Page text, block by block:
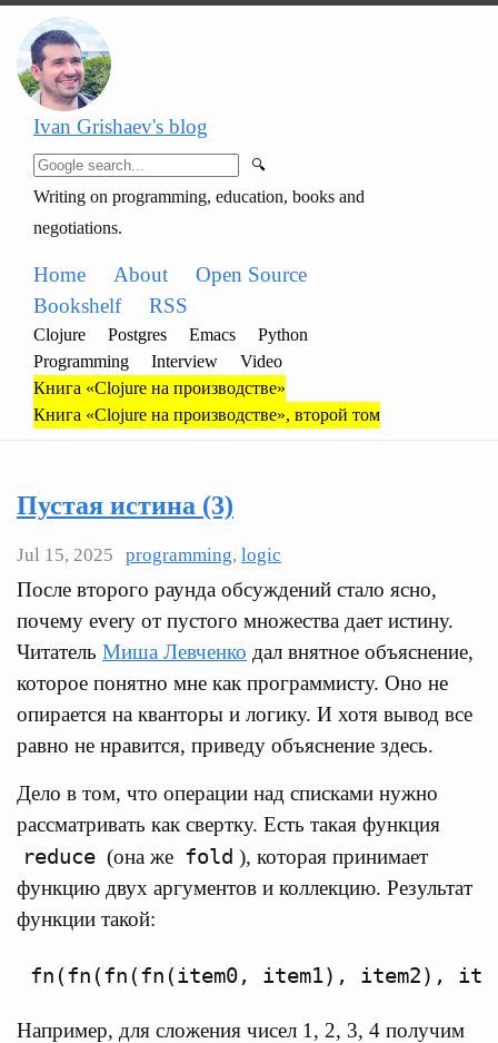
Ivan Grishaev's blog
🔍
Writing on programming, education, books and
negotiations.
Home About
Open Source
Bookshelf
RSS
Clojure Postgres Emacs
Python
Programming
Interview
Video
Книга «Clojure на производстве»
Книга «Clojure на производстве», второй том
Пустая истина (3)
Jul 15, 2025 programming, logic
После второго раунда обсуждений стало ясно,
почему every от пустого множества дает истину.
Читатель Миша Левченко дал внятное объяснение,
которое понятно мне как программисту. Оно не
опирается на кванторы и логику. И хотя вывод все
равно не нравится, приведу объяснение здесь.
Дело в том, что операции над списками нужно
рассматривать как свертку. Есть такая функция
reduce (она же fold ), которая принимает
функцию двух аргументов и коллекцию. Результат
функции такой:
Например, для сложения чисел 1, 2, 3, 4 получим